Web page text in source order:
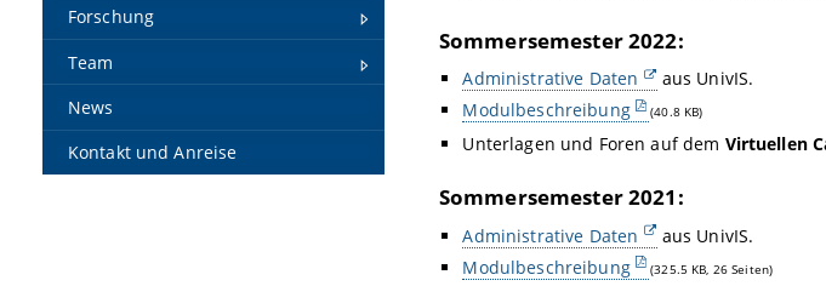
Forschung
Team
News
Kontakt und Anreise
Sommersemester 2022:
Administrative Daten
aus UnivIS.
Modulbeschreibung
(40.8 KB)
Unterlagen und Foren auf dem Virtuellen
Sommersemester 2021:
Administrative Daten
aus UnivIS.
Modulbeschreibung
(325.5 KB, 26 Seiten)